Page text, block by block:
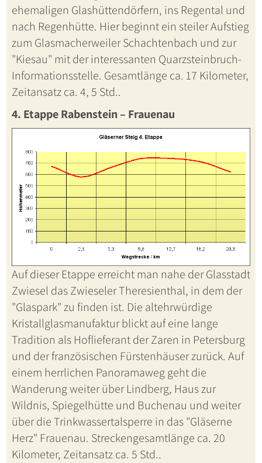
ehemaligen Glashüttendörfern, ins Regental und
nach Regenhütte. Hier beginnt ein steiler Aufstieg
zum Glasmacherweiler Schachtenbach und zur
"Kiesau" mit der interessanten Quarzsteinbruch-
Informationsstelle. Gesamtlänge ca. 17 Kilometer,
Zeitansatz ca. 4, 5 Std..
4. Etappe Rabenstein – Frauenau
Auf dieser Etappe erreicht man nahe der Glasstadt
Zwiesel das Zwieseler Theresienthal, in dem der
"Glaspark" zu finden ist. Die altehrwürdige
Kristallglasmanufaktur blickt auf eine lange
Tradition als Hoflieferant der Zaren in Petersburg
und der französischen Fürstenhäuser zurück. Auf
einem herrlichen Panoramaweg geht die
Wanderung weiter über Lindberg, Haus zur
Wildnis, Spiegelhütte und Buchenau und weiter
über die Trinkwassertalsperre in das "Gläserne
Herz" Frauenau. Streckengesamtlänge ca. 20
Kilometer, Zeitansatz ca. 5 Std..